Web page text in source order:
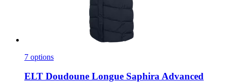
7 options
ELT Doudoune Longue Saphira Advanced